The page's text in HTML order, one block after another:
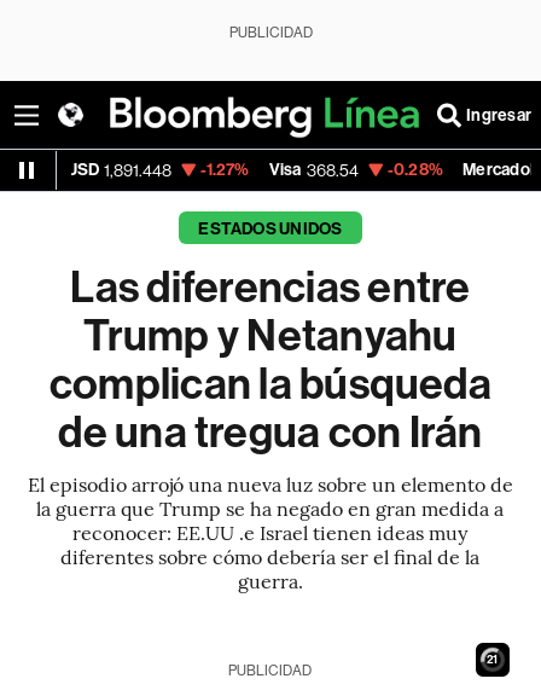
PUBLICIDAD
Ingresar
-1.27% Visa 368.54 -0.28% MercadoLibre 1,924.95
ESTADOS UNIDOS
Las diferencias entre
Trump y Netanyahu
complican la búsqueda
de una tregua con Irán
El episodio arrojó una nueva luz sobre un elemento de
la guerra que Trump se ha negado en gran medida a
reconocer: EE.UU .e Israel tienen ideas muy
diferentes sobre cómo debería ser el final de la
guerra.
19
PUBLICIDAD